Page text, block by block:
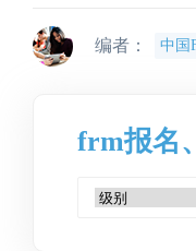
编者： 中国
frm报名